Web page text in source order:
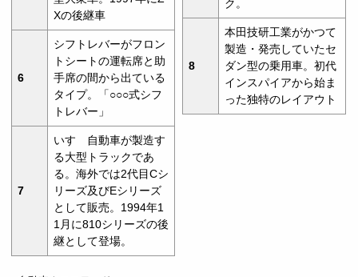
Xの後継車
6
シフトレバーがフロン
トシートの運転席と助
手席の間から出ている
タイプ。「○○○式シフ
トレバー」
7
いすゞ自動車が製造す
る大型トラックであ
る。海外では2代目Cシ
リーズ及びEシリーズ
として販売。1994年1
1月に810シリーズの後
継として登場。
ク。
8
本田技研工業がかつて
製造・発売していたセ
ダン型の乗用車。初代
インスパイアから始ま
った独特のレイアウト